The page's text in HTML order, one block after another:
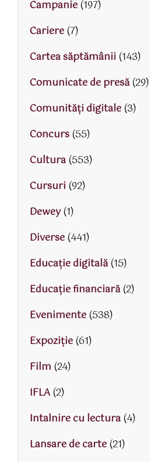
Campanie(197)
Cariere(7)
Cartea săptămânii (143)
Comunicate de presă(29)
Comunități digitale(3)
Concurs(55)
Cultura(553)
Cursuri (92)
Dewey(1)
Diverse(441)
Educaţie digitală(15)
Educaţie financiară(2)
Evenimente(538)
Expoziție(61)
Film (24)
IFLA(2)
Intalnire cu lectura(4)
Lansare de carte(21)